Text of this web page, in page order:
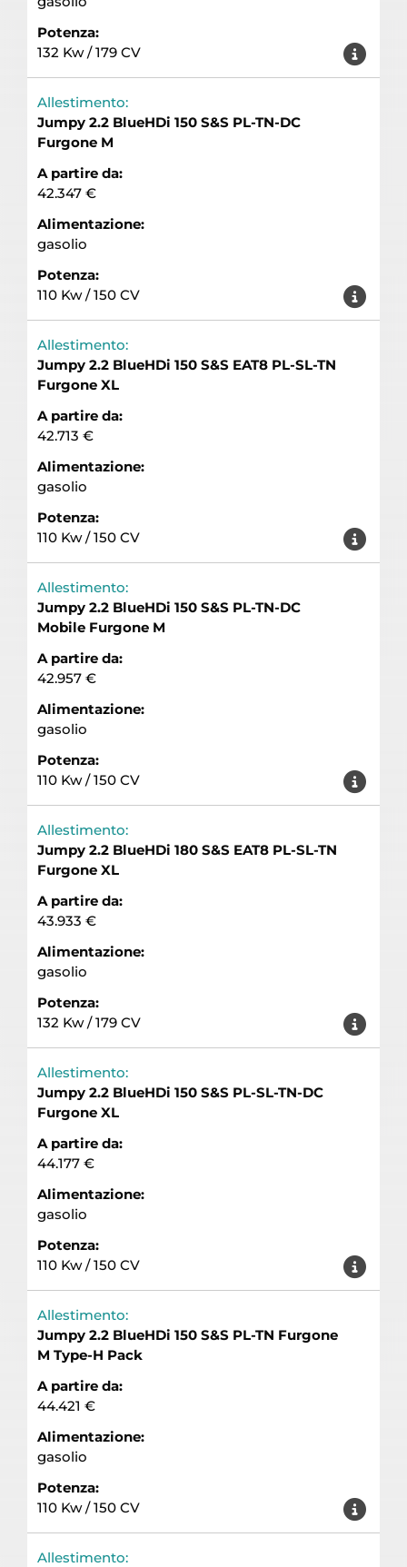
Potenza:
132 Kw / 179 CV
Allestimento:
Jumpy 2.2 BlueHDi 150 S&S PL-TN-DC
Furgone M
A partire da:
42.347 €
Alimentazione:
gasolio
Potenza:
110 Kw / 150 CV
Allestimento:
Jumpy 2.2 BlueHDi 150 S&S EAT8 PL-SL-TN
Furgone XL
A partire da:
42.713 €
Alimentazione:
gasolio
Potenza:
110 Kw / 150 CV
Allestimento:
Jumpy 2.2 BlueHDi 150 S&S PL-TN-DC
Mobile Furgone M
A partire da:
42.957 €
Alimentazione:
gasolio
Potenza:
110 Kw / 150 CV
Allestimento:
Jumpy 2.2 BlueHDi 180 S&S EAT8 PL-SL-TN
Furgone XL
A partire da:
43.933 €
Alimentazione:
gasolio
Potenza:
132 Kw / 179 CV
Allestimento:
Jumpy 2.2 BlueHDi 150 S&S PL-SL-TN-DC
Furgone XL
A partire da:
44.177 €
Alimentazione:
gasolio
Potenza:
110 Kw / 150 CV
Allestimento:
Jumpy 2.2 BlueHDi 150 S&S PL-TN Furgone
M Type-H Pack
A partire da:
44.421 €
Alimentazione:
gasolio
Potenza:
110 Kw / 150 CV
Allestimento: